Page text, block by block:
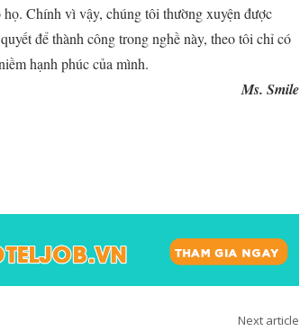
Chính vì vậy, chúng tôi thường xuyện được
để thành công trong nghề này, theo tôi chỉ có
hạnh phúc của mình.
​Ms. Smile
Next article